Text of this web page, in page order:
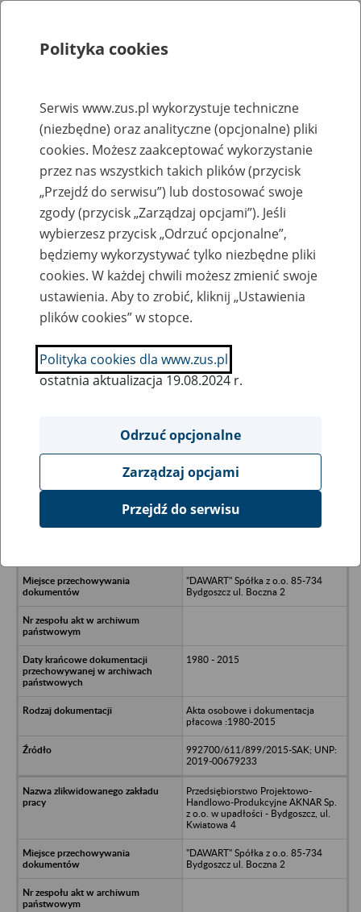
Rejestry, ewidencje i archiwa
Baza zlikwidowanych lub
przekształconych zakładów pracy
Nazwa zakładu pracy:
SZUKAJ
Ukryj wszystkie pozycje bazy
JML Facility Management Spółka z
"DAWART" Spółka z o.o. 85-734
Bydgoszcz ul. Boczna 2
1980 - 2015
Akta osobowe i dokumentacja
płacowa :1980-2015
992700/611/899/2015-SAK; UNP:
2019-00679233
Przedsiębiorstwo Projektowo-
Handlowo-Produkcyjne AKNAR Sp.
z o.o. w upadłości - Bydgoszcz, ul.
Kwiatowa 4
"DAWART" Spółka z o.o. 85-734
Bydgoszcz ul. Boczna 2
Polityka cookies
Serwis www.zus.pl wykorzystuje techniczne
(niezbędne) oraz analityczne (opcjonalne) pliki
cookies. Możesz zaakceptować wykorzystanie
przez nas wszystkich takich plików (przycisk
„Przejdź do serwisu”) lub dostosować swoje
zgody (przycisk „Zarządzaj opcjami”). Jeśli
wybierzesz przycisk „Odrzuć opcjonalne”,
będziemy wykorzystywać tylko niezbędne pliki
cookies. W każdej chwili możesz zmienić swoje
ustawienia. Aby to zrobić, kliknij „Ustawienia
plików cookies” w stopce.
Polityka cookies dla www.zus.pl
ostatnia aktualizacja 19.08.2024 r.
Odrzuć opcjonalne
Zarządzaj opcjami
Przejdź do serwisu